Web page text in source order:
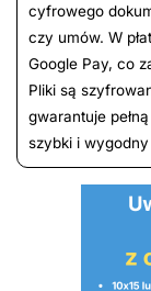
cyfrowego
czy umów. W
Google Pay, co
Pliki są
gwarantuje
szybki i